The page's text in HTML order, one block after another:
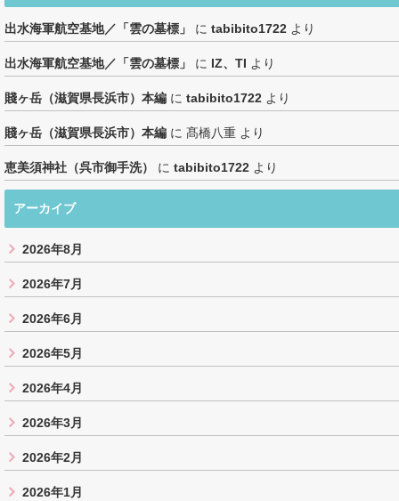
出水海軍航空基地／「雲の墓標」 に tabibito1722 より
出水海軍航空基地／「雲の墓標」 に IZ、TI より
賤ヶ岳（滋賀県長浜市）本編 に tabibito1722 より
賤ヶ岳（滋賀県長浜市）本編 に 髙橋八重 より
恵美須神社（呉市御手洗） に tabibito1722 より
アーカイブ
2026年8月
2026年7月
2026年6月
2026年5月
2026年4月
2026年3月
2026年2月
2026年1月